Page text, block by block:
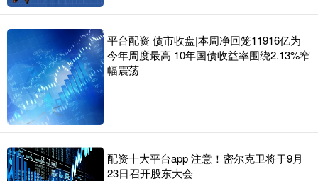
平台配资 债市收盘|本周净回笼11916亿为
今年周度最高 10年国债收益率围绕2.13%窄
幅震荡
配资十大平台app 注意！密尔克卫将于9月
23日召开股东大会